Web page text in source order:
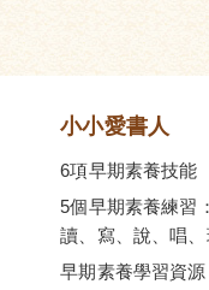
小小愛書人
6項早期素養技能
5個早期素養練習：
讀、寫、說、唱
早期素養學習資源